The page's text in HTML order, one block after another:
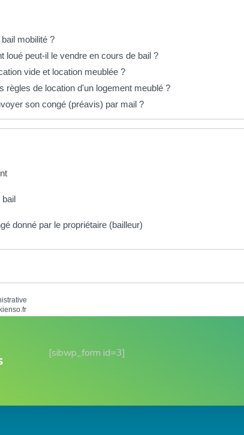
mobilité ?
loué peut-il le vendre en cours de bail ?
vide et location meublée ?
règles de location d'un logement meublé ?
son congé (préavis) par mail ?
bail
donné par le propriétaire (bailleur)
kienso.fr
[sibwp_form id=3]